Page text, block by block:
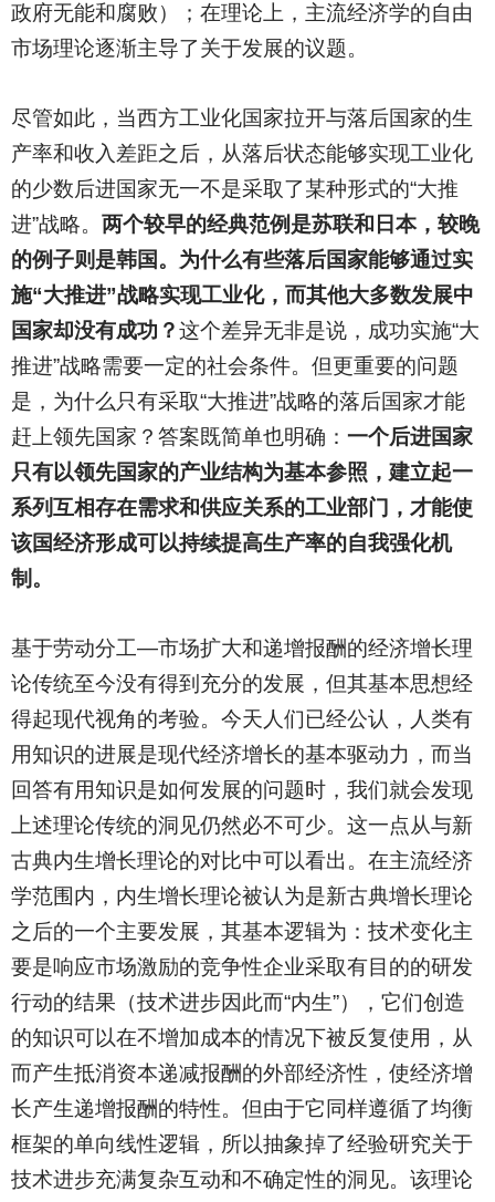
政府无能和腐败）；在理论上，主流经济学的自由
市场理论逐渐主导了关于发展的议题。
尽管如此，当西方工业化国家拉开与落后国家的生
产率和收入差距之后，从落后状态能够实现工业化
的少数后进国家无一不是采取了某种形式的“大推
进”战略。 两个较早的经典范例是苏联和日本，较晚
的例子则是韩国。为什么有些落后国家能够通过实
施“大推进”战略实现工业化，而其他大多数发展中
国家却没有成功？这个差异无非是说，成功实施“大
推进”战略需要一定的社会条件。但更重要的问题
是，为什么只有采取“大推进”战略的落后国家才能
赶上领先国家？答案既简单也明确： 一个后进国家
只有以领先国家的产业结构为基本参照，建立起一
系列互相存在需求和供应关系的工业部门，才能使
该国经济形成可以持续提高生产率的自我强化机
制。
基于劳动分工—市场扩大和递增报酬的经济增长理
论传统至今没有得到充分的发展，但其基本思想经
得起现代视角的考验。今天人们已经公认，人类有
用知识的进展是现代经济增长的基本驱动力，而当
回答有用知识是如何发展的问题时，我们就会发现
上述理论传统的洞见仍然必不可少。这一点从与新
古典内生增长理论的对比中可以看出。在主流经济
学范围内，内生增长理论被认为是新古典增长理论
之后的一个主要发展，其基本逻辑为：技术变化主
要是响应市场激励的竞争性企业采取有目的的研发
行动的结果（技术进步因此而“内生”），它们创造
的知识可以在不增加成本的情况下被反复使用，从
而产生抵消资本递减报酬的外部经济性，使经济增
长产生递增报酬的特性。但由于它同样遵循了均衡
框架的单向线性逻辑，所以抽象掉了经验研究关于
技术进步充满复杂互动和不确定性的洞见。该理论